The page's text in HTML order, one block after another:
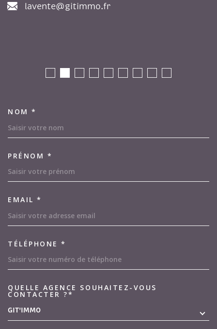
lavente@gitimmo.fr
NOM *
PRÉNOM *
EMAIL *
TÉLÉPHONE *
QUELLE AGENCE SOUHAITEZ-VOUS
CONTACTER ?*
GIT'IMMO